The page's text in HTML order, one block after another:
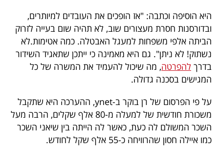
פעולה
דרושים
ניוזלטרים
מייל
אדום
היא הוסיפה וכתבה: "אז הופכים את העובדים למיותרים,
ובדורסנות חסרת מעצורים שוב, לא תהיה שום בעייה לזרוק
הביתה אלפי משפחות למעגל האבטלה. כמה אטימות.לא
נשתוק! לא ניתן". גם היא מאמינה כי ייתכן שתאגיד השידור
בדרך להפרטה, מה שיכול להעמיד את המשרה של כל
המגישים בסכנה גדולה.
על פי הפרסום של רן בוקר ב-ynet, ההערכה היא שתקבל
משכורת חודשית של למעלה מ-80 אלף שקלים, הרבה מעל
השכר המשולם לה כעת, כאשר לה הייתה בין שיאני השכר
כמו איילה חסון שהרוויחה כ-55 אלף שקל לחודש.